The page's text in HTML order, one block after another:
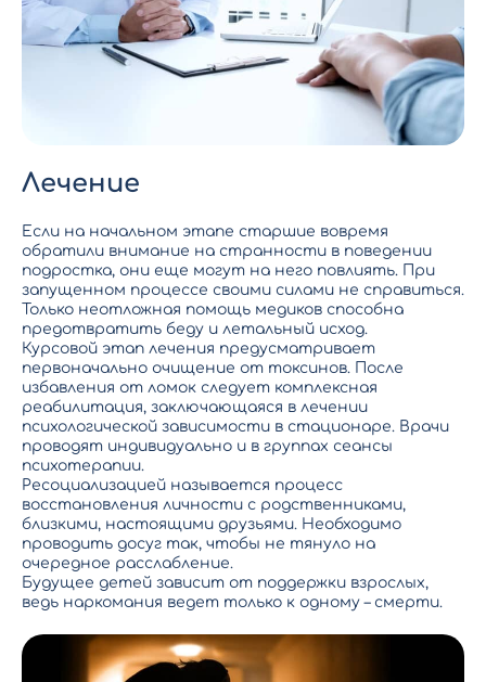
Лечение
Если на начальном этапе старшие вовремя
обратили внимание на странности в поведении
подростка, они еще могут на него повлиять. При
запущенном процессе своими силами не справиться.
Только неотложная помощь медиков способна
предотвратить беду и летальный исход.
Курсовой этап лечения предусматривает
первоначально очищение от токсинов. После
избавления от ломок следует комплексная
реабилитация, заключающаяся в лечении
психологической зависимости в стационаре. Врачи
проводят индивидуально и в группах сеансы
психотерапии.
Ресоциализацией называется процесс
восстановления личности с родственниками,
близкими, настоящими друзьями. Необходимо
проводить досуг так, чтобы не тянуло на
очередное расслабление.
Будущее детей зависит от поддержки взрослых,
ведь наркомания ведет только к одному – смерти.